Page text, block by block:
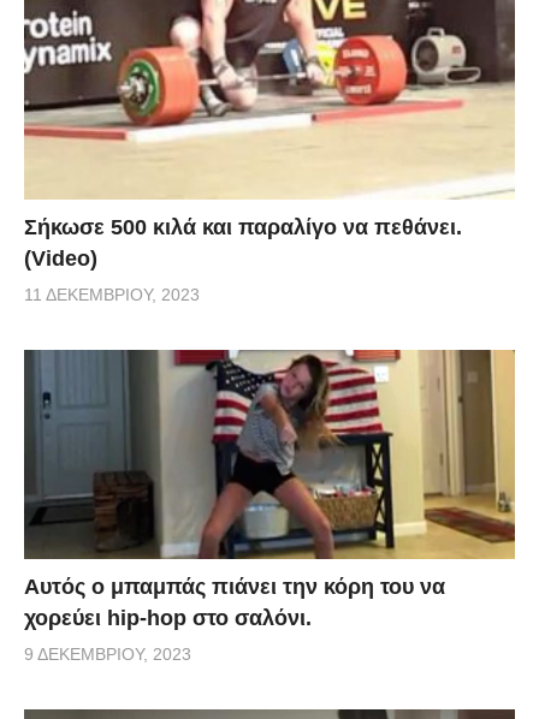
Σήκωσε 500 κιλά και παραλίγο να πεθάνει.
(Video)
11 ΔΕΚΕΜΒΡΊΟΥ, 2023
Αυτός ο μπαμπάς πιάνει την κόρη του να
χορεύει hip-hop στο σαλόνι.
9 ΔΕΚΕΜΒΡΊΟΥ, 2023